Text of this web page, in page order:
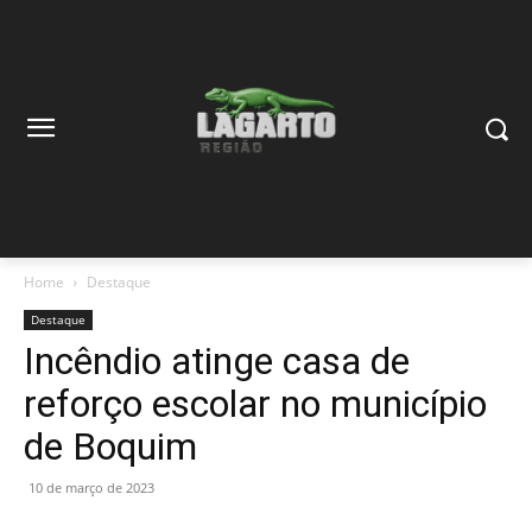
Home Destaque
Destaque
Incêndio atinge casa de
reforço escolar no município
de Boquim
10 de março de 2023